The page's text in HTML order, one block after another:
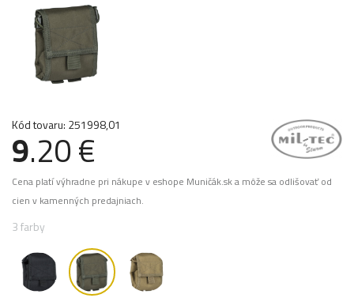
Kód tovaru: 251998,01
9.20 €
Cena platí výhradne pri nákupe v eshope Muničák.sk a môže sa odlišovať od
cien v kamenných predajniach.
3 farby